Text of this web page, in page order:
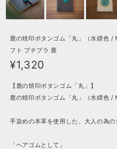
鹿の焼印ボタンゴム「丸」（水縹色
フト プチプラ 鹿
¥1,320
【鹿の焼印ボタンゴム「丸」】
鹿の焼印ボタンゴム「丸」（水縹色 /
手染めの本革を使用した、大人の為の
「ヘアゴムとして」